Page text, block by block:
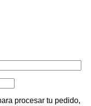
procesar tu pedido,